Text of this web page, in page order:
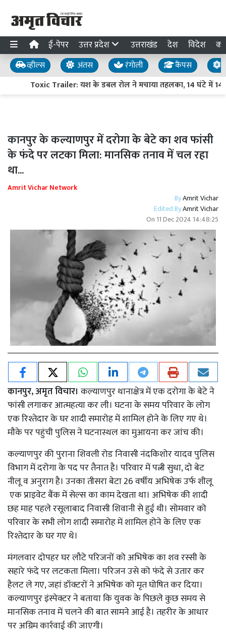
ई-पेपर उत्तर प्रदेश उत्तराखंड देश विदेश
व्हील्स अंतस रंगोली कैंपस
Toxic Trailer: यश के डबल रोल ने मचाया तहलका, 14 घंटे में 14
कानपुर के कल्याणपुर में दरोगा के बेटे का शव फांसी
के फंदे पर लटका मिला: मानसिक तनाव में चल रहा
था...
Amrit Vichar Network
ByAmrit Vichar
Edited ByAmrit Vichar
On 11 Dec 2024 14:48:25
कानपुर, अमृत विचार। कल्याणपुर थानाक्षेत्र में एक दरोगा के बेटे ने
फांसी लगाकर आत्महत्या कर ली। घटना के समय परिवार के लोग
एक रिश्तेदार के घर शादी समारोह में शामिल होने के लिए गए थे।
मौके पर पहुंची पुलिस ने घटनास्थल का मुआयना कर जांच की।
कल्याणपुर की पुराना शिवली रोड निवासी नंदकिशोर यादव पुलिस
विभाग में दरोगा के पद पर तैनात है। परिवार में पत्नी सुधा, दो बेट
नीलू व अनुराग है। उनका तीसरा बेटा 26 वर्षीय अभिषेक उर्फ शीलू
एक प्राइवेट बैंक में सेल्स का काम देखता था। अभिषेक की शादी
छह माह पहले रसूलाबाद निवासी शिवानी से हुई थी। सोमवार को
परिवार के सभी लोग शादी समारोह में शामिल होने के लिए एक
रिश्तेदार के घर गए थे।
मंगलवार दोपहर घर लौटे परिजनों को अभिषेक का शव रस्सी के
सहारे फंदे पर लटकता मिला। परिजन उसे को फंदे से उतार कर
हैलट ले गए, जहां डॉक्टरों ने अभिषेक को मृत घोषित कर दिया।
कल्याणपुर इंस्पेक्टर ने बताया कि युवक के पिछले कुछ समय से
मानसिक तनाव में चलने की बात सामने आई है। तहरीर के आधार
पर अग्रिम कार्रवाई की जाएगी।